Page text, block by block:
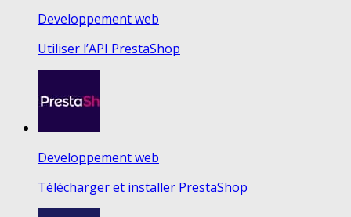
Developpement web
Utiliser l’API PrestaShop
Developpement web
Télécharger et installer PrestaShop